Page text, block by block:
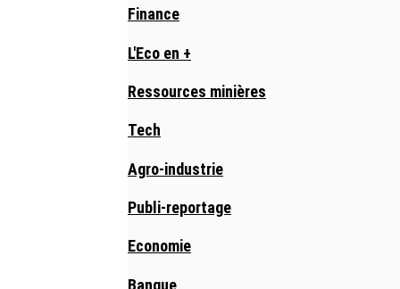
Finance
L'Eco en +
Ressources minières
Tech
Agro-industrie
Publi-reportage
Economie
Banque